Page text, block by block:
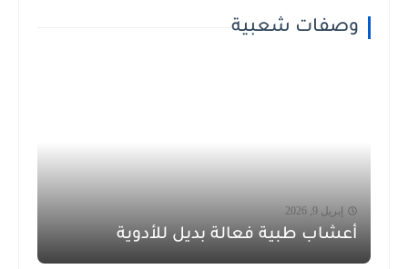
وصفات شعبية
إبريل 9, 2026
أعشاب طبية فعالة بديل للأدوية